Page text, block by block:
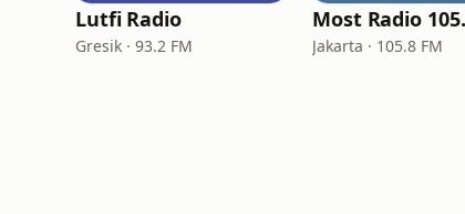
Lutfi Radio
Gresik · 93.2 FM
Most Radio
Jakarta · 105.8 FM